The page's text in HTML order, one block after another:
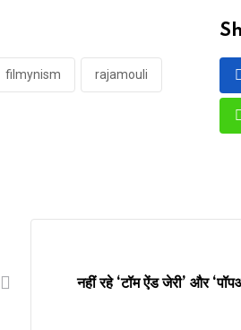
filmynism rajamouli
नहीं रहे ‘टॉम ऐंड जेरी’ और